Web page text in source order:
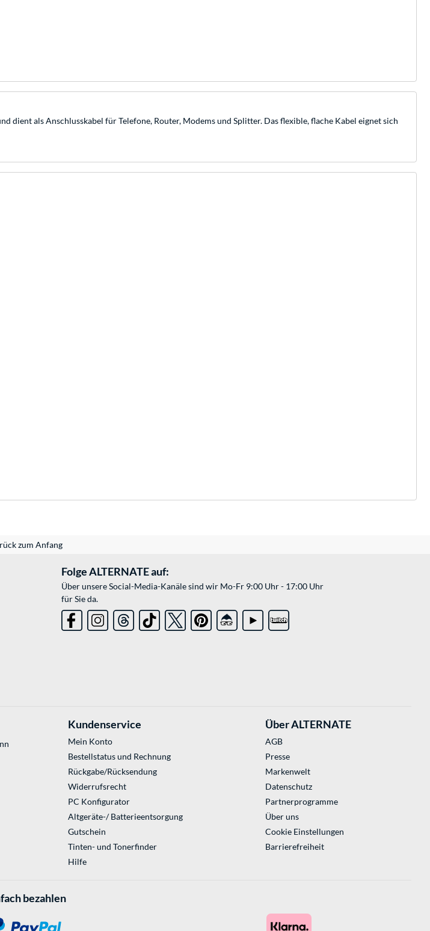
dient als Anschlusskabel für Telefone, Router, Modems und Splitter. Das flexible, flache Kabel eignet sich
zum Anfang
Folge ALTERNATE auf:
Über unsere Social-Media-Kanäle sind wir Mo-Fr 9:00 Uhr - 17:00 Uhr
für Sie da.
Kundenservice
Mein Konto
Bestellstatus und Rechnung
Rückgabe/Rücksendung
Widerrufsrecht
PC Konfigurator
Altgeräte-/ Batterieentsorgung
Gutschein
Tinten- und Tonerfinder
Hilfe
Über ALTERNATE
AGB
Presse
Markenwelt
Datenschutz
Partnerprogramme
Über uns
Cookie Einstellungen
Barrierefreiheit
bezahlen